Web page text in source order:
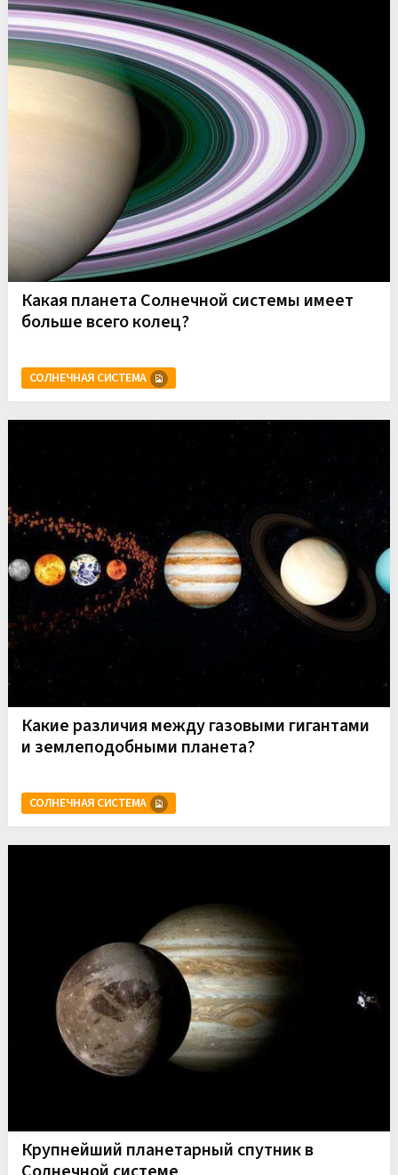
Какая планета Солнечной системы имеет
больше всего колец?
СОЛНЕЧНАЯ СИСТЕМА
Какие различия между газовыми гигантами
и землеподобными планета?
СОЛНЕЧНАЯ СИСТЕМА
Крупнейший планетарный спутник в